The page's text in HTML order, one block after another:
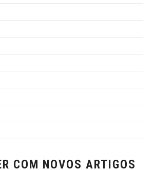
COM NOVOS ARTIGOS